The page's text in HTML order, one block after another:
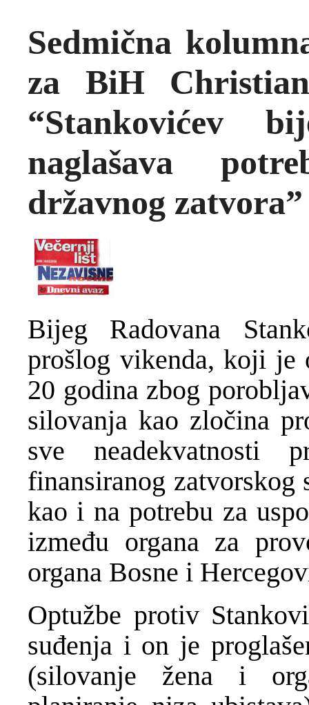
Sedmična
za BiH
“Stankovićev
naglašava
državnog zatvora”
Bijeg Radovana
prošlog vikenda, koji je
20 godina zbog
silovanja kao zločina
sve neadekvatnosti
finansiranog
kao i na potrebu za
između organa za
organa Bosne i
Optužbe protiv
suđenja i on je
(silovanje žena i